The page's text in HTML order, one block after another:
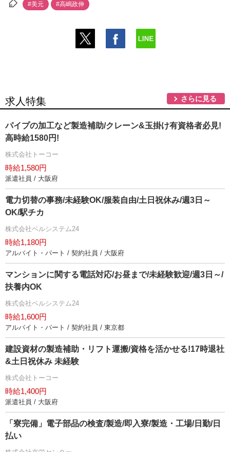
#美元 #高嶋政伸
求人特集 さらに見る
パイプの加工など製造補助/クレーン&玉掛け有資格者必見!
高時給1580円!
株式会社トーコー
時給1,580円
派遣社員 / 大阪府
電力切替の事務/未経験OK/服装自由/土日祝休み/週3日～
OK/駅チカ
株式会社ベルシステム24
時給1,180円
アルバイト・パート / 契約社員 / 大阪府
マンションに関する電話対応/お昼まで/未経験歓迎/週3日～/
扶養内OK
株式会社ベルシステム24
時給1,600円
アルバイト・パート / 契約社員 / 東京都
建設資材の製造補助・リフト運搬/資格を活かせる!17時退社
&土日祝休み 未経験
株式会社トーコー
時給1,400円
派遣社員 / 大阪府
「寮完備」電子部品の検査/製造/即入寮/製造・工場/日勤/日
払い